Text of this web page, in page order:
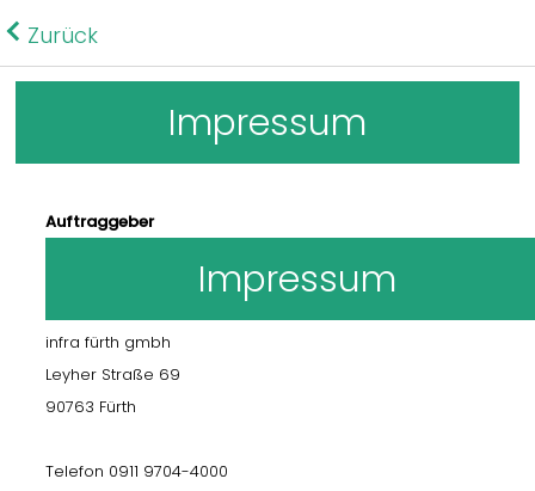
Zurück
Impressum
Auftraggeber
Impressum
infra fürth gmbh
Leyher Straße 69
90763 Fürth
Telefon 0911 9704-4000